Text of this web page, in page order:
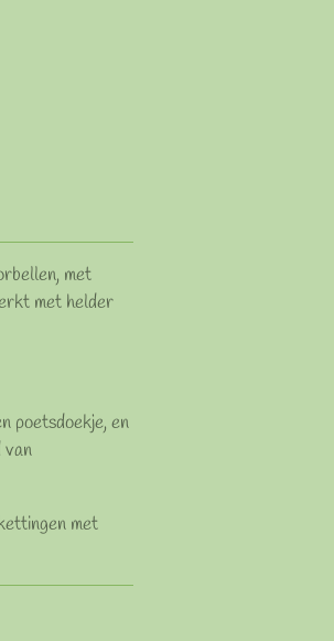
met
met helder
poetsdoekje, en
van
met